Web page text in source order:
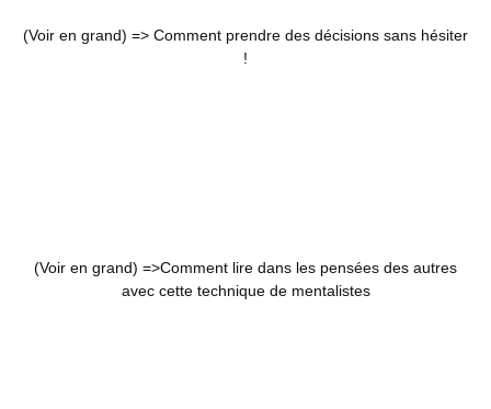
(Voir en grand) => Comment prendre des décisions sans hésiter
!
(Voir en grand) =>Comment lire dans les pensées des autres
avec cette technique de mentalistes